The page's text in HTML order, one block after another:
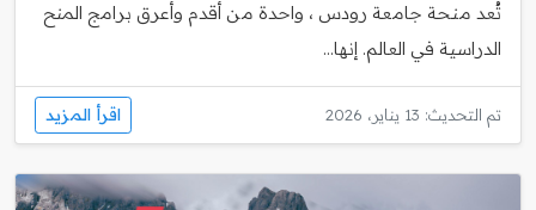
تُعد منحة جامعة رودس ، واحدة من أقدم وأعرق برامج المنح
الدراسية في العالم. إنها...
تم التحديث: 13 يناير، 2026 اقرأ المزيد